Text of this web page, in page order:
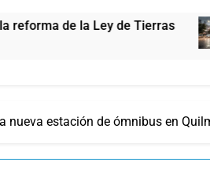
la Ley de Tierras
nueva estación de ómnibus en